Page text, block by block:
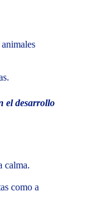
el desarrollo
calma.
como a